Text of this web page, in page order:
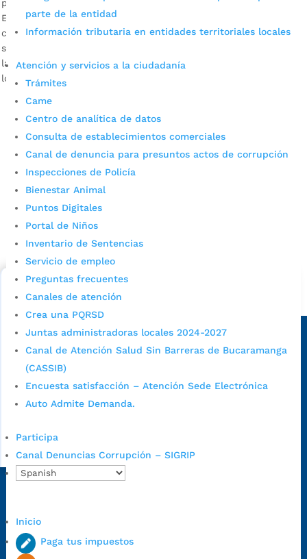
parte de la entidad
Información tributaria en entidades territoriales locales
Atención y servicios a la ciudadanía
Trámites
Came
Centro de analítica de datos
Consulta de establecimientos comerciales
Canal de denuncia para presuntos actos de corrupción
Inspecciones de Policía
Bienestar Animal
Puntos Digitales
Portal de Niños
Inventario de Sentencias
Servicio de empleo
Preguntas frecuentes
Canales de atención
Crea una PQRSD
Juntas administradoras locales 2024-2027
Canal de Atención Salud Sin Barreras de Bucaramanga
(CASSIB)
Encuesta satisfacción – Atención Sede Electrónica
Auto Admite Demanda.
Participa
Canal Denuncias Corrupción – SIGRIP
Inicio
Paga tus impuestos
por Pilar Mejía|May 19, 2022|Noticias
El Alcalde de Bucaramanga resaltó el trabajo que adelanta la
ciudad para ver la migración no solo como una oportunidad,
sino como una realidad. Fotografía: Prensa Organización de
las Naciones Unidas Es de anotar que son 45 mil migrantes
los que han sido atendidos y...
Cupos Escolares Bucaramanga 2022
Bucaramanga.
Alcaldía de Bucaramanga
Sede principal
Colombia